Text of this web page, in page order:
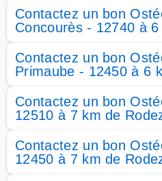
Contactez un bon
Concourès - 12740 à
Contactez un bon
Primaube - 12450 à 6
Contactez un bon
12510 à 7 km de
Contactez un bon
12450 à 7 km de